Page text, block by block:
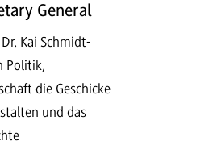
General
Kai Schmidt-
Politik,
die Geschicke
und das